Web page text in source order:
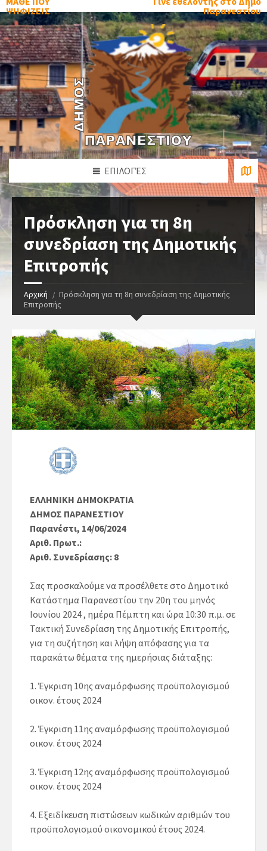
ΨΗΦΙΖΕΙΣ
Παρανεστίου
ΕΠΙΛΟΓΈΣ
Πρόσκληση για τη 8η
συνεδρίαση της Δημοτικής
Επιτροπής
Αρχική
Πρόσκληση για τη 8η συνεδρίαση της Δημοτικής
Επιτροπής
ΕΛΛΗΝΙΚΗ ΔΗΜΟΚΡΑΤΙΑ
ΔΗΜΟΣ ΠΑΡΑΝΕΣΤΙΟΥ
Παρανέστι, 14/06/2024
Αριθ. Πρωτ.:
Αριθ. Συνεδρίασης: 8
Σας προσκαλούμε να προσέλθετε στο Δημοτικό
Κατάστημα Παρανεστίου την 20η του μηνός
Ιουνίου 2024 , ημέρα Πέμπτη και ώρα 10:30 π.μ. σε
Τακτική Συνεδρίαση της Δημοτικής Επιτροπής,
για τη συζήτηση και λήψη απόφασης για τα
παρακάτω θέματα της ημερήσιας διάταξης:
1. Έγκριση 10ης αναμόρφωσης προϋπολογισμού
οικον. έτους 2024
2. Έγκριση 11ης αναμόρφωσης προϋπολογισμού
οικον. έτους 2024
3. Έγκριση 12ης αναμόρφωσης προϋπολογισμού
οικον. έτους 2024
4. Εξειδίκευση πιστώσεων κωδικών αριθμών του
προϋπολογισμού οικονομικού έτους 2024.